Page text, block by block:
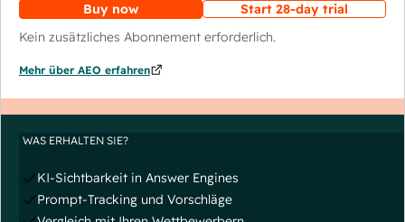
Buy now
Start 28-day trial
Kein zusätzliches Abonnement erforderlich.
Mehr über AEO erfahren
WAS ERHALTEN SIE?
KI-Sichtbarkeit in Answer Engines
Prompt-Tracking und Vorschläge